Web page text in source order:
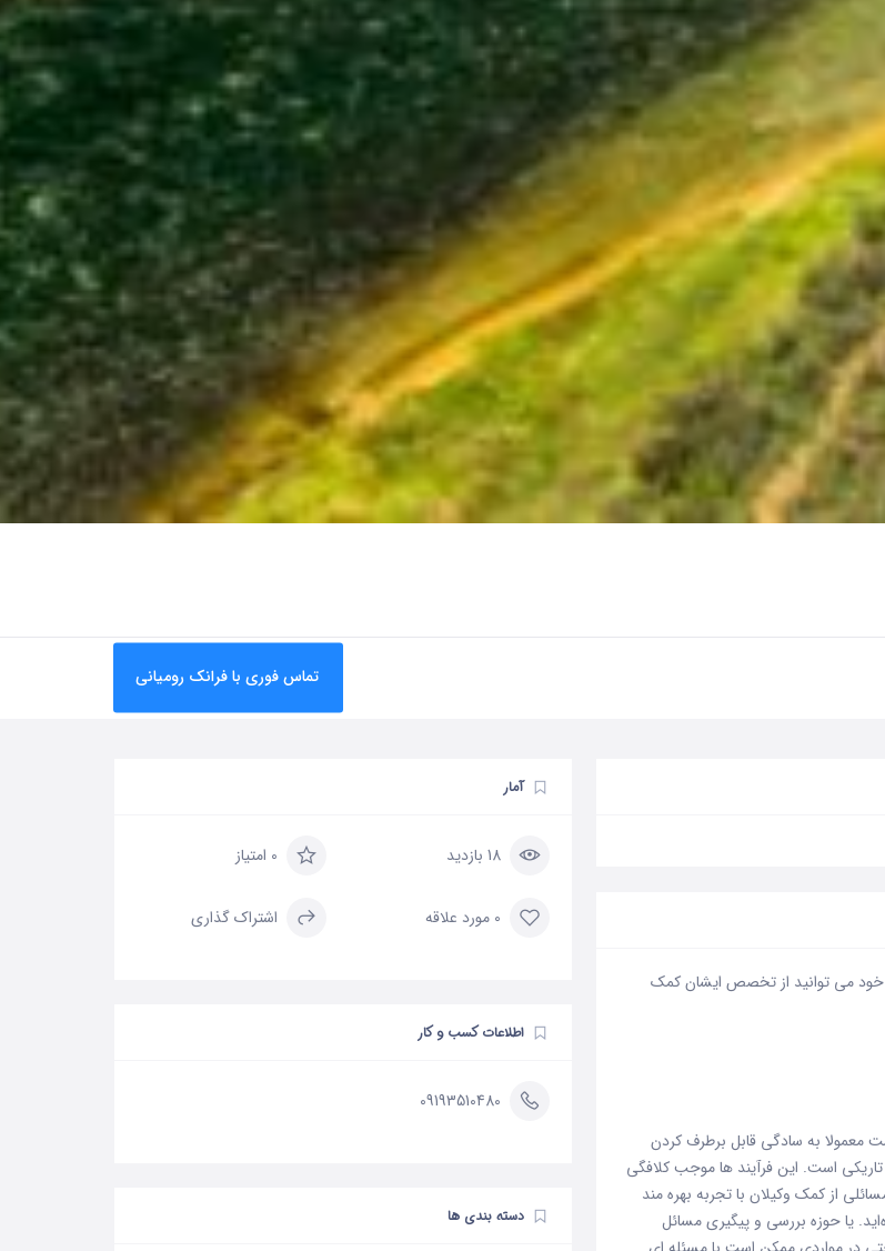
تماس فوری با فرانک رومیانی
خود می توانید از تخصص ایشان کمک
به سادگی قابل برطرف کردن
است. این فرآیند ها موجب کلافگی
از کمک وکیلان با تجربه بهره مند
یا حوزه بررسی و پیگیری مسائل
آمار
18 بازدید 0 امتیاز
0 مورد علاقه اشتراک گذاری
اطلاعات کسب و کار
09193510480
دسته بندی ها